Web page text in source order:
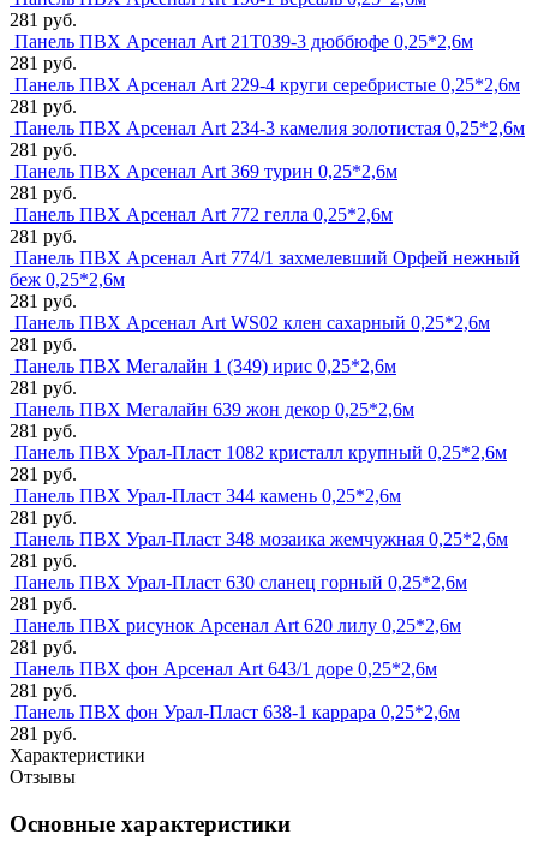
281 руб.
Панель ПВХ Арсенал Art 21Т039-3 дюббюфе 0,25*2,6м
281 руб.
Панель ПВХ Арсенал Art 229-4 круги серебристые 0,25*2,6м
281 руб.
Панель ПВХ Арсенал Art 234-3 камелия золотистая 0,25*2,6м
281 руб.
Панель ПВХ Арсенал Art 369 турин 0,25*2,6м
281 руб.
Панель ПВХ Арсенал Art 772 гелла 0,25*2,6м
281 руб.
Панель ПВХ Арсенал Art 774/1 захмелевший Орфей нежный
беж 0,25*2,6м
281 руб.
Панель ПВХ Арсенал Art WS02 клен сахарный 0,25*2,6м
281 руб.
Панель ПВХ Мегалайн 1 (349) ирис 0,25*2,6м
281 руб.
Панель ПВХ Мегалайн 639 жон декор 0,25*2,6м
281 руб.
Панель ПВХ Урал-Пласт 1082 кристалл крупный 0,25*2,6м
281 руб.
Панель ПВХ Урал-Пласт 344 камень 0,25*2,6м
281 руб.
Панель ПВХ Урал-Пласт 348 мозаика жемчужная 0,25*2,6м
281 руб.
Панель ПВХ Урал-Пласт 630 сланец горный 0,25*2,6м
281 руб.
Панель ПВХ рисунок Арсенал Art 620 лилу 0,25*2,6м
281 руб.
Панель ПВХ фон Арсенал Art 643/1 доре 0,25*2,6м
281 руб.
Панель ПВХ фон Урал-Пласт 638-1 каррара 0,25*2,6м
281 руб.
Характеристики
Отзывы
Основные характеристики